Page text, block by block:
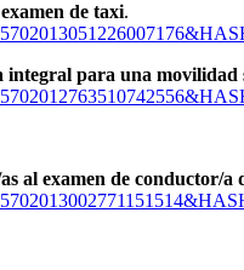
de taxi.
para una
al examen de conductor/